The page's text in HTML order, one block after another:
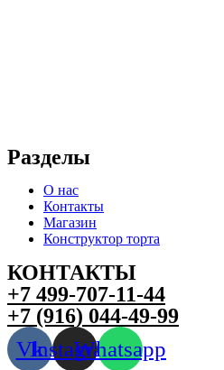
Разделы
О нас
Контакты
Магазин
Конструктор торта
КОНТАКТЫ
+7 499-707-11-44
+7 (916) 044-49-99
VkInstagramWhatsapp